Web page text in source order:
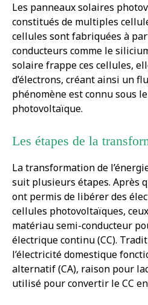
Les panneaux solaires
constitués de multiples
cellules sont fabriquées à
conducteurs comme le
solaire frappe ces cellules,
d’électrons, créant ainsi un
phénomène est connu sous
photovoltaïque.
Les étapes de la
La transformation de
suit plusieurs étapes. Après
ont permis de libérer des
cellules photovoltaïques,
matériau semi-conducteur
électrique continu (CC).
l’électricité domestique
alternatif (CA), raison pour
utilisé pour convertir le CC en